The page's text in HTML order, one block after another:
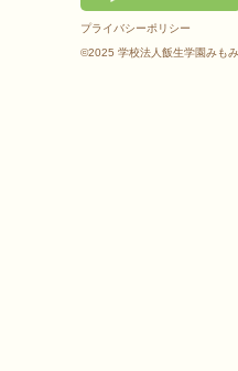
プライバシーポリシー
©2025 学校法人飯生学園みも